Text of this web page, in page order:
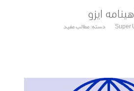
ایزو
Super دسته:مطالب مفید